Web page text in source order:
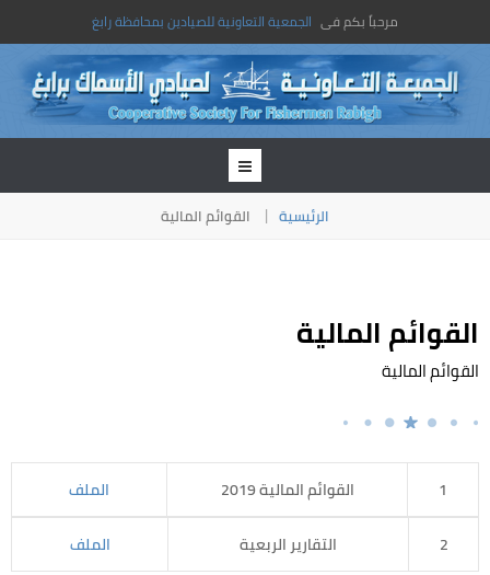
مرحباً بكم فى الجمعية التعاونية للصيادين بمحافظة رابغ
الرئيسية القوائم المالية
القوائم المالية
القوائم المالية
1 القوائم المالية 2019
الملف
2
التقارير الربعية الملف